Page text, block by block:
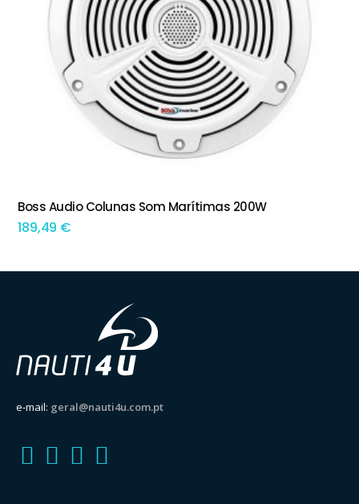
ADICIONAR
Boss Audio Colunas Som Marítimas 200W
189,49 €
e-mail: geral@nauti4u.com.pt